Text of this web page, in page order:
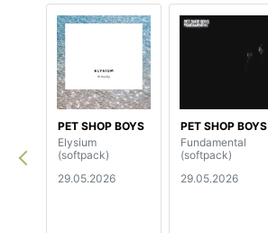
PET SHOP BOYS
Elysium
(softpack)
29.05.2026
PET SHOP BOYS
Fundamental
(softpack)
29.05.2026